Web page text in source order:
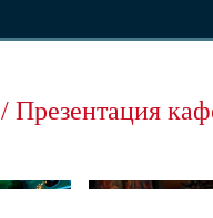
/ Презентация